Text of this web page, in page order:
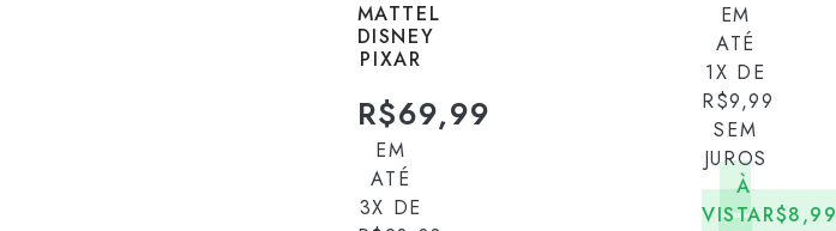
MATTEL
DISNEY
PIXAR
R$69,99
EM
ATÉ
3X DE
EM
ATÉ
1X DE
R$9,99
SEM
JUROS
À
VISTAR$8,99